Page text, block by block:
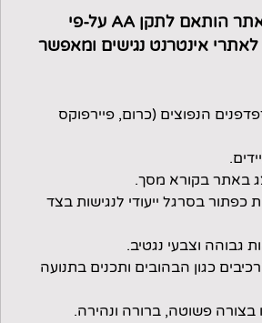
רמת הנגישות – האתר הותאם לתקן AA על-פי
הוראות ת”י 5568 לאתרי אינטרנט נגישים ומאפשר
הנפוצים (כרום, פיירפוקס
באתר בקורא מסך.
בסרגל ייעודי לנגישות בצד
גבוהה וצבעי נגטיב.
כגון הבהובים ותכנים בתנועה
פשוטה, ברורה ונהירה.